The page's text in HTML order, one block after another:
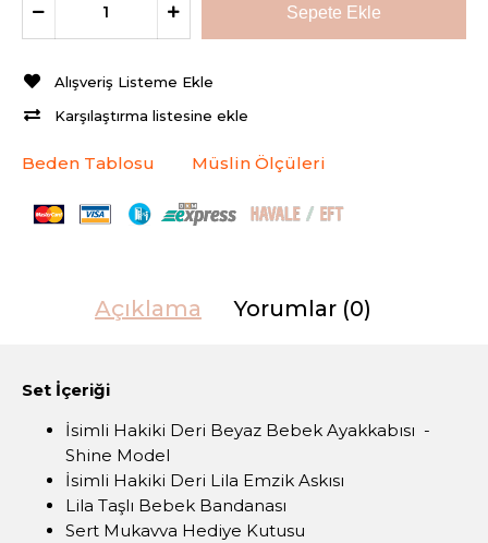
Alışveriş Listeme Ekle
Karşılaştırma listesine ekle
Beden Tablosu Müslin Ölçüleri
Açıklama Yorumlar (0)
Set İçeriği
İsimli Hakiki Deri Beyaz Bebek Ayakkabısı -
Shine Model
İsimli Hakiki Deri Lila Emzik Askısı
Lila Taşlı Bebek Bandanası
Sert Mukavva Hediye Kutusu